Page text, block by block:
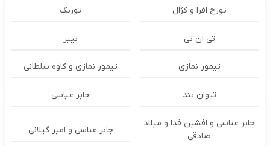
تورج افرا و کژال تورنگ
تی ان تی تیبر
تیمور نمازی تیمور نمازی و کاوه سلطانی
تیوان بند جابر عباسی
جابر عباسی و افشین فدا و میلاد
صادقی
جابر عباسی و امیر گیلانی